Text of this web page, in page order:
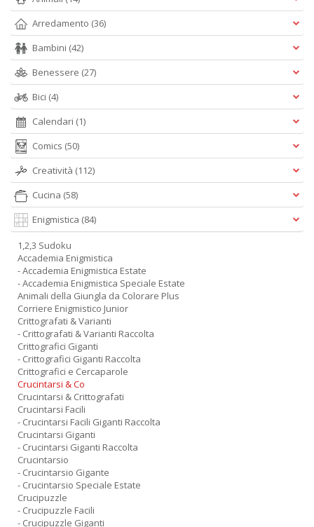
Arredamento (36)
Bambini (42)
Benessere (27)
Bici (4)
Calendari (1)
Comics (50)
Creatività (112)
Cucina (58)
Enigmistica (84)
1,2,3 Sudoku
Accademia Enigmistica
- Accademia Enigmistica Estate
- Accademia Enigmistica Speciale Estate
Animali della Giungla da Colorare Plus
Corriere Enigmistico Junior
Crittografati & Varianti
- Crittografati & Varianti Raccolta
Crittografici Giganti
- Crittografici Giganti Raccolta
Crittografici e Cercaparole
Crucintarsi & Co
Crucintarsi & Crittografati
Crucintarsi Facili
- Crucintarsi Facili Giganti Raccolta
Crucintarsi Giganti
- Crucintarsi Giganti Raccolta
Crucintarsio
- Crucintarsio Gigante
- Crucintarsio Speciale Estate
Crucipuzzle
- Crucipuzzle Facili
- Crucipuzzle Giganti